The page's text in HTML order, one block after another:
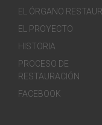
EL ÓRGANO
EL PROYECTO
HISTORIA
PROCESO DE
RESTAURACIÓN
FACEBOOK